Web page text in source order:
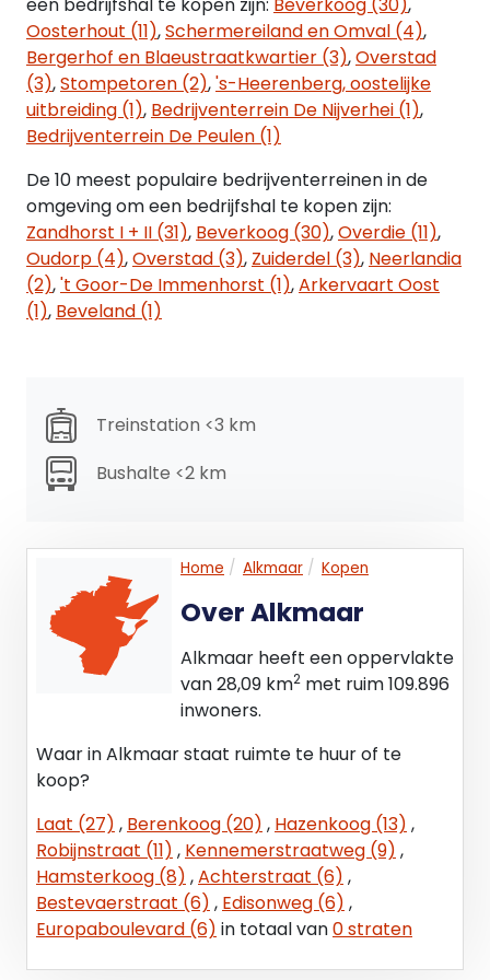
Het verkochte
Hazenkoog 35G, 1822 BS te Alkmaar
Kadastrale aanduiding
Gemeente: Alkmaar
Sectie: M
Nummer: 798
Grootte: 71 m2
Oppervlakte
* BVO Begane grond: 80 m2
* BVO Eerste verdieping: 80 m2
NEN2580 ter inzage beschikbaar. Onder- dan wel
overmaat van het metrage zal nimmer (kunnen)
leiden tot enige verrekening van de koopsom.
Bestemmingsplan
Bij de gemeente Alkmaar valt de onroerende zaak
in het vigerende bestemmingsplan: ‘Beverkoog‘,
vastgesteld bij Raadsbesluit van 18 oktober 2012.
Op grond van artikel 3 van dit bestemmingsplan is
de enkelbestemming van de locatie: ‘Bedrijf‘.
bestemd:
a. een bedrijf en/of het uitoefenen van
bedrijfsmatige activiteiten die staan vermeld in de
categorieën 1 tot en met 4 van de Staat van
bedrijfsactiviteiten (Bijlage 1);
Oosterhout (11),Schermereiland en Omval (4),
Bergerhof en Blaeustraatkwartier (3),Overstad
(3),Stompetoren (2),'s-Heerenberg, oostelijke
uitbreiding (1), Bedrijventerrein De Nijverhei (1),
Bedrijventerrein De Peulen (1)
De 10 meest populaire bedrijventerreinen in de
omgeving om een bedrijfshal te kopen zijn:
Zandhorst I + II (31), Beverkoog (30),Overdie (11),
Oudorp (4),Overstad (3), Zuiderdel (3), Neerlandia
(2),'t Goor-De Immenhorst (1),Arkervaart Oost
(1), Beveland (1)
Treinstation <3 km
Bushalte <2 km
Home Alkmaar Kopen
Over Alkmaar
Alkmaar heeft een oppervlakte
van 28,09 km2 met ruim 109.896
inwoners.
Waar in Alkmaar staat ruimte te huur of te
koop?
Laat (27) , Berenkoog (20) , Hazenkoog (13) ,
Robijnstraat (11) , Kennemerstraatweg (9) ,
Hamsterkoog (8) ,Achterstraat (6) ,
Bestevaerstraat (6) , Edisonweg (6) ,
Europaboulevard (6) in totaal van0 straten